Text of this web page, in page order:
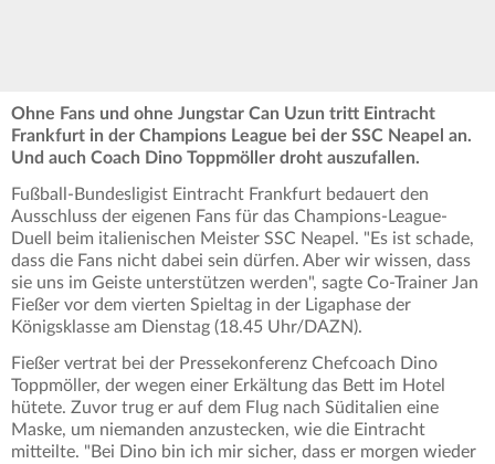
Ohne Fans und ohne Jungstar Can Uzun tritt Eintracht
Frankfurt in der Champions League bei der SSC Neapel an.
Und auch Coach Dino Toppmöller droht auszufallen.
Fußball-Bundesligist Eintracht Frankfurt bedauert den
Ausschluss der eigenen Fans für das Champions-League-
Duell beim italienischen Meister SSC Neapel. "Es ist schade,
dass die Fans nicht dabei sein dürfen. Aber wir wissen, dass
sie uns im Geiste unterstützen werden", sagte Co-Trainer Jan
Fießer vor dem vierten Spieltag in der Ligaphase der
Königsklasse am Dienstag (18.45 Uhr/DAZN).
Fießer vertrat bei der Pressekonferenz Chefcoach Dino
Toppmöller, der wegen einer Erkältung das Bett im Hotel
hütete. Zuvor trug er auf dem Flug nach Süditalien eine
Maske, um niemanden anzustecken, wie die Eintracht
mitteilte. "Bei Dino bin ich mir sicher, dass er morgen wieder